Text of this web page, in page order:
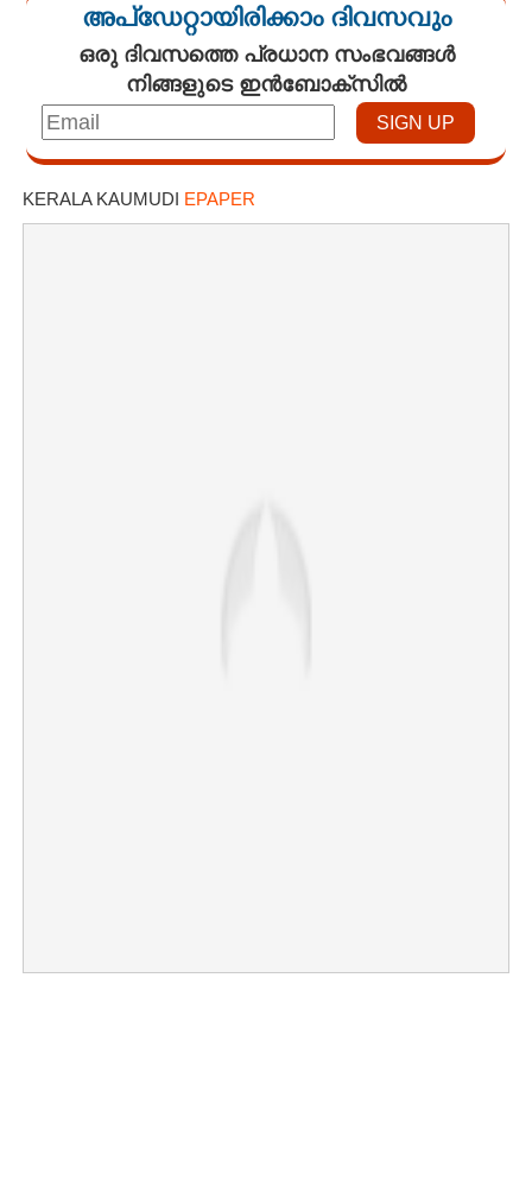
അപ്ഡേറ്റായിരിക്കാം ദിവസവും
ഒരു ദിവസത്തെ പ്രധാന സംഭവങ്ങൾ
നിങ്ങളുടെ ഇൻബോക്സിൽ
KERALA KAUMUDI EPAPER